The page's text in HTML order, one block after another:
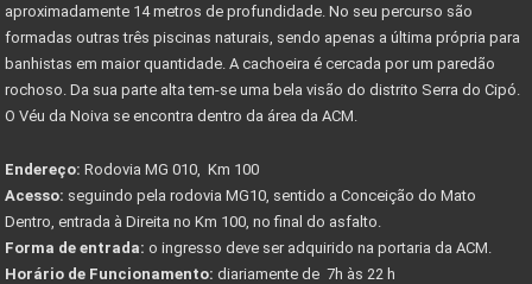
aproximadamente 14 metros de profundidade. No seu percurso são
formadas outras três piscinas naturais, sendo apenas a última própria para
banhistas em maior quantidade. A cachoeira é cercada por um paredão
rochoso. Da sua parte alta tem-se uma bela visão do distrito Serra do Cipó.
O Véu da Noiva se encontra dentro da área da ACM.
Endereço: Rodovia MG 010, Km 100
Acesso: seguindo pela rodovia MG10, sentido a Conceição do Mato
Dentro, entrada à Direita no Km 100, no final do asfalto.
Forma de entrada: o ingresso deve ser adquirido na portaria da ACM.
Horário de Funcionamento: diariamente de 7h às 22 h